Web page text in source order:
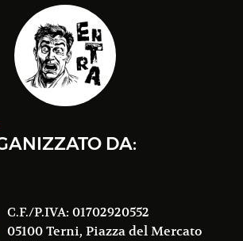
DA:
C.F./P.IVA: 01702920552
05100 Terni, Piazza del Mercato